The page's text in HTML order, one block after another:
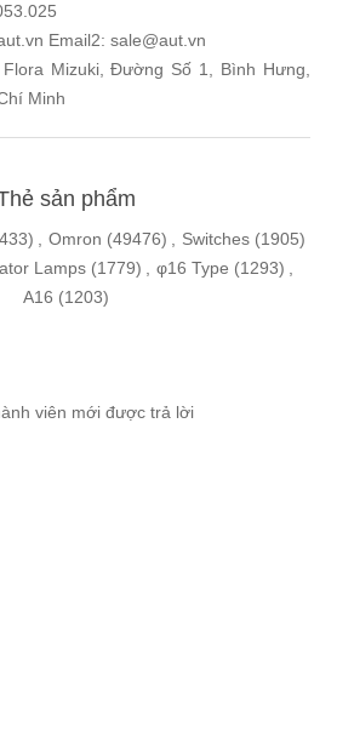
Email2: sale@aut.vn
Mizuki, Đường Số 1, Bình Hưng,
Minh
sản phẩm
, Omron (49476) , Switches (1905)
Lamps (1779) , φ16 Type (1293) ,
A16 (1203)
viên mới được trả lời